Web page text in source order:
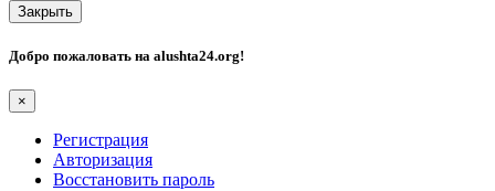
Закрыть
Добро пожаловать на alushta24.org!
×
Регистрация
Авторизация
Восстановить пароль